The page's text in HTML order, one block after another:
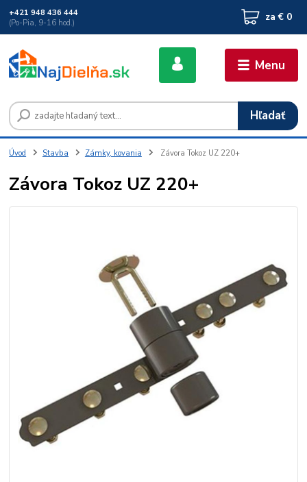
Menu
Hľadať
+421 948 436 444
(Po-Pia, 9-16 hod.)
za € 0
Úvod Stavba Zámky, kovania Závora Tokoz UZ 220+
Závora Tokoz UZ 220+